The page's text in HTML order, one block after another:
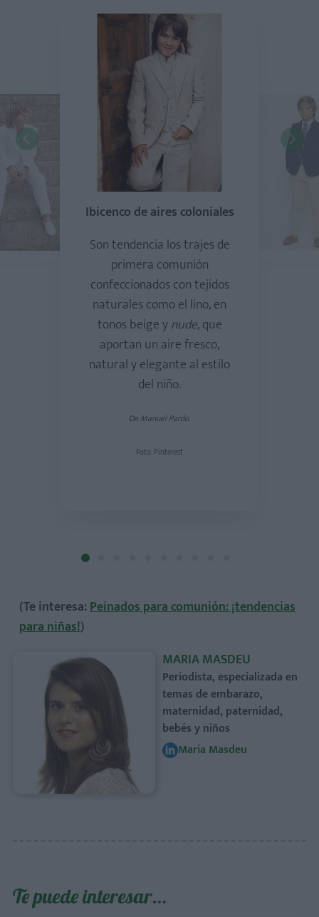
Ibicenco de aires coloniales
Son tendencia los trajes de
primera comunión
confeccionados con tejidos
naturales como el lino, en
tonos beige ynude, que
aportan un aire fresco,
natural y elegante al estilo
del niño.
De Manuel Pardo.
Foto: Pinterest
(Te interesa:Peinados para comunión: ¡tendencias
para niñas!)
MARIA MASDEU
Periodista, especializada en
temas de embarazo,
maternidad, paternidad,
bebés y niños
Maria Masdeu
Te puede interesar…